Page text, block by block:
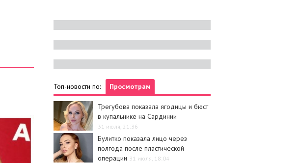
Топ-новости по: Просмотрам
Трегубова показала ягодицы и бюст
в купальнике на Сардинии
31 июля, 21:36
Булитко показала лицо через
полгода после пластической
операции 31 июля, 18:04